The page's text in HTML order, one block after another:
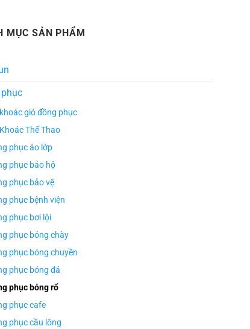
MỤC SẢN PHẨM
gió đồng phục
Thể Thao
phục áo lớp
phục bảo hộ
phục bảo vệ
phục bệnh viện
phục bơi lội
phục bóng chày
phục bóng chuyền
phục bóng đá
phục bóng rổ
phục cafe
phục cầu lông